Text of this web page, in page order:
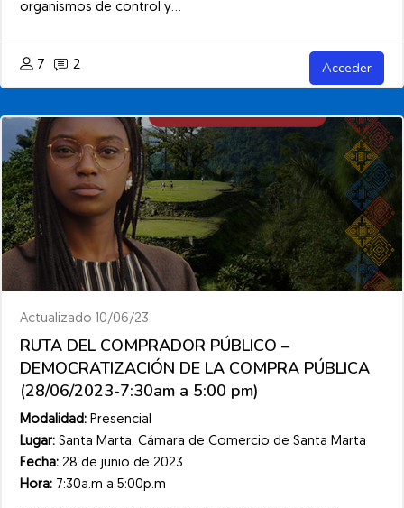
organismos de control y...
7 2 Acceder
Actualizado 10/06/23
RUTA DEL COMPRADOR PÚBLICO –
DEMOCRATIZACIÓN DE LA COMPRA PÚBLICA
(28/06/2023-7:30am a 5:00 pm)
Modalidad: Presencial
Lugar: Santa Marta, Cámara de Comercio de Santa Marta
Fecha: 28 de junio de 2023
Hora: 7:30a.m a 5:00p.m